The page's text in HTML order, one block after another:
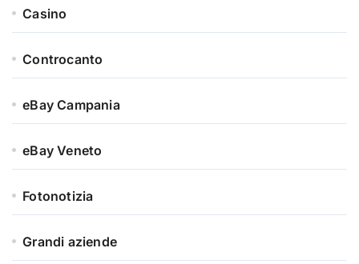
Casino
Controcanto
eBay Campania
eBay Veneto
Fotonotizia
Grandi aziende